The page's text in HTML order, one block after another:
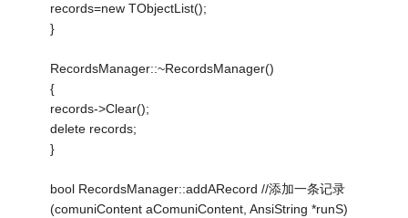
records=new TObjectList();
}
RecordsManager::~RecordsManager()
{
records->Clear();
delete records;
}
bool RecordsManager::addARecord //添加一条记录
(comuniContent aComuniContent, AnsiString *runS)